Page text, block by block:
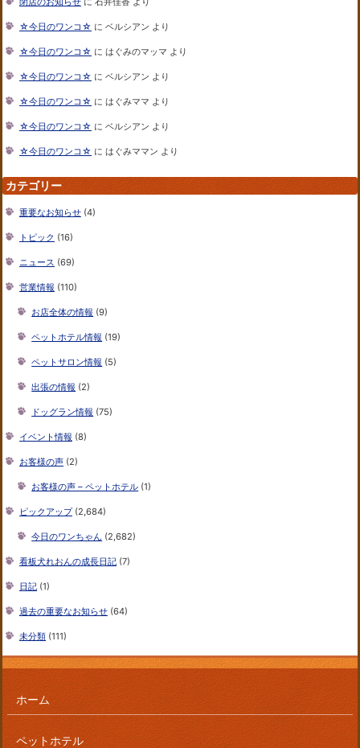
☆今日のワンコ☆ に ベルシアン より
☆今日のワンコ☆ に はぐみのマッマ より
☆今日のワンコ☆ に ベルシアン より
☆今日のワンコ☆ に はぐみママ より
☆今日のワンコ☆ に ベルシアン より
☆今日のワンコ☆ に はぐみママン より
カテゴリー
重要なお知らせ (4)
トピック (16)
ニュース (69)
営業情報 (110)
お店全体の情報 (9)
ペットホテル情報 (19)
ペットサロン情報 (5)
出張の情報 (2)
ドッグラン情報 (75)
イベント情報 (8)
お客様の声 (2)
お客様の声 – ペットホテル (1)
ピックアップ(2,684)
今日のワンちゃん (2,682)
看板犬れおんの成長日記 (7)
日記 (1)
過去の重要なお知らせ (64)
未分類 (111)
ホーム
ペットホテル